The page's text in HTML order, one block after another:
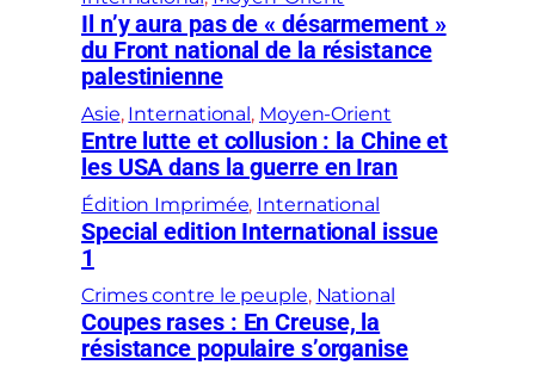
Il n’y aura pas de « désarmement »
du Front national de la résistance
palestinienne
Asie, International , Moyen-Orient
Entre lutte et collusion : la Chine et
les USA dans la guerre en Iran
Édition Imprimée, International
Special edition International issue
1
Crimes contre le peuple, National
Coupes rases : En Creuse, la
résistance populaire s’organise